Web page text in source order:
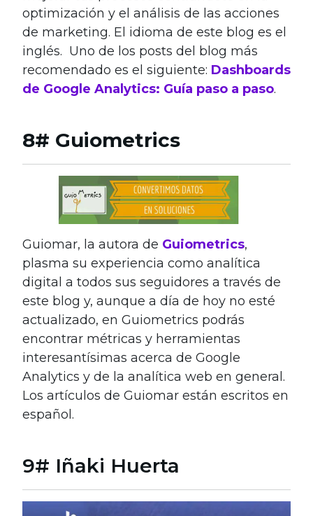
optimización y el análisis de las acciones
de marketing. El idioma de este blog es el
inglés. Uno de los posts del blog más
recomendado es el siguiente: Dashboards
de Google Analytics: Guía paso a paso.
8# Guiometrics
Guiomar, la autora de Guiometrics,
plasma su experiencia como analítica
digital a todos sus seguidores a través de
este blog y, aunque a día de hoy no esté
actualizado, en Guiometrics podrás
encontrar métricas y herramientas
interesantísimas acerca de Google
Analytics y de la analítica web en general.
Los artículos de Guiomar están escritos en
español.
9# Iñaki Huerta